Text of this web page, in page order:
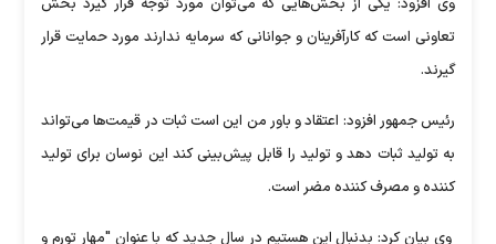
وی افزود: یکی از بخش‌هایی که می‌توان مورد توجه قرار گیرد بخش
تعاونی است که کارآفرینان و جوانانی که سرمایه ندارند مورد حمایت قرار
گیرند.
رئیس جمهور افزود: اعتقاد و باور من این است ثبات در قیمت‌ها می‌تواند
به تولید ثبات دهد و تولید را قابل پیش‌بینی کند این نوسان برای تولید
کننده و ‏مصرف کننده مضر است.
وی بیان کرد: بدنبال این هستیم در سال جدید که با عنوان "مهار تورم و